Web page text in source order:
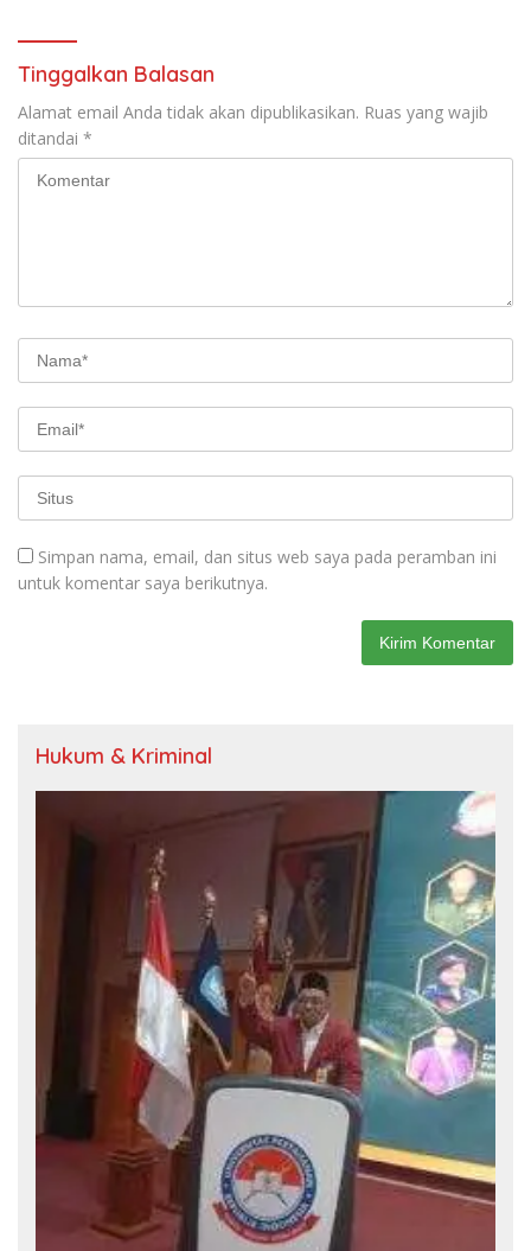
Tinggalkan Balasan
Alamat email Anda tidak akan dipublikasikan. Ruas yang wajib
ditandai *
Simpan nama, email, dan situs web saya pada peramban ini
untuk komentar saya berikutnya.
Hukum & Kriminal